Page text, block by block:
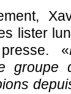
lister
«
groupe